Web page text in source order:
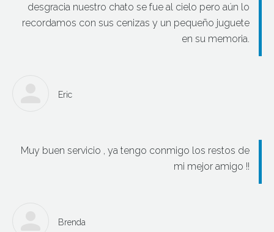
desgracia nuestro chato se fue al cielo pero aún lo
recordamos con sus cenizas y un pequeño juguete
en su memoria.
Eric
Muy buen servicio , ya tengo conmigo los restos de
mi mejor amigo !!
Brenda